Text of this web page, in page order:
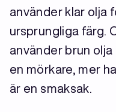
använder klar olja
ursprungliga färg.
använder brun
en mörkare, mer
är en smaksak.